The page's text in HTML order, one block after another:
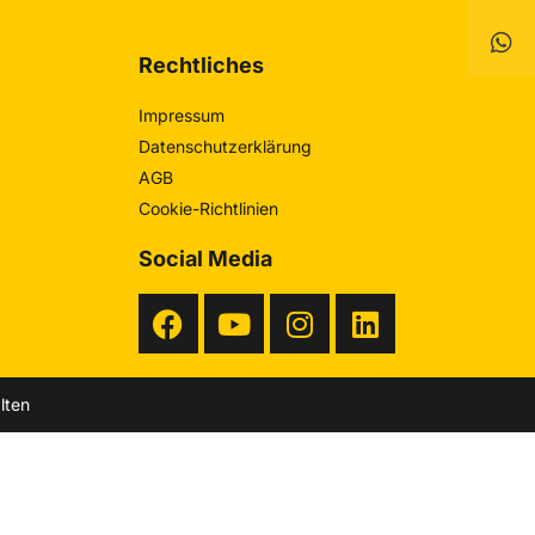
Rechtliches
Impressum
Datenschutzerklärung
AGB
Cookie-Richtlinien
Social Media